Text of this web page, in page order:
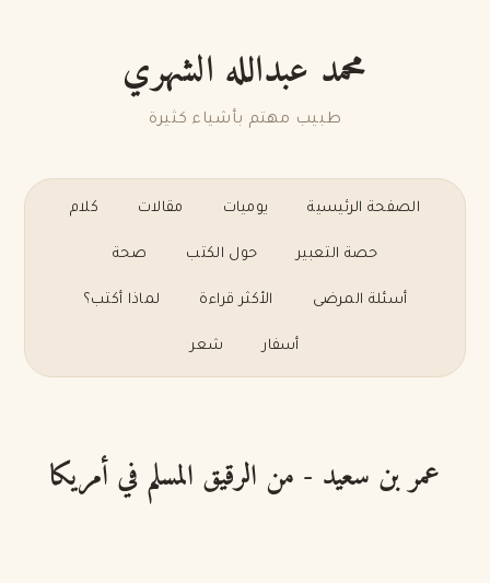
محمد عبدالله الشهري
طبيب مهتم بأشياء كثيرة
الصفحة الرئيسية يوميات مقالات كلام
حصة التعبير حول الكتب صحة
أسئلة المرضى الأكثر قراءة لماذا أكتب؟
أسفار شعر
عمر بن سعيد - من الرقيق المسلم في أمريكا